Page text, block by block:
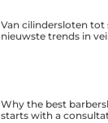
Van cilindersloten
nieuwste trends in
Why the best
starts with a